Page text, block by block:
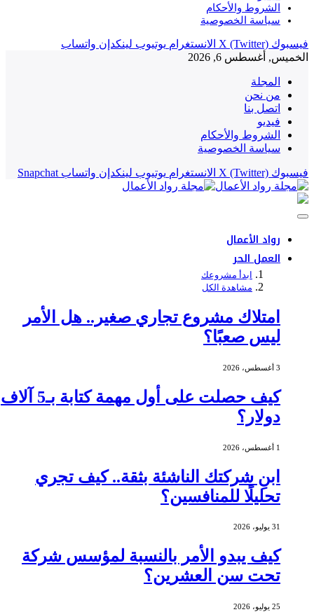
الشروط والأحكام
سياسة الخصوصية
فيسبوك X (Twitter) الانستغرام يوتيوب لينكدإن واتساب
الخميس, أغسطس 6, 2026
المجلة
من نحن
اتصل بنا
فيديو
الشروط والأحكام
سياسة الخصوصية
فيسبوك X (Twitter) الانستغرام يوتيوب لينكدإن واتساب Snapchat
رواد الأعمال
العمل الحر
ابدأ مشروعك
مشاهدة الكل
امتلاك مشروع تجاري صغير.. هل الأمر
ليس صعبًا؟
3 أغسطس، 2026
كيف حصلت على أول مهمة كتابة بـ5 آلاف
دولار؟
1 أغسطس، 2026
ابنِ شركتك الناشئة بثقة.. كيف تجري
تحليلًا للمنافسين؟
31 يوليو، 2026
كيف يبدو الأمر بالنسبة لمؤسس شركة
تحت سن العشرين؟
25 يوليو، 2026